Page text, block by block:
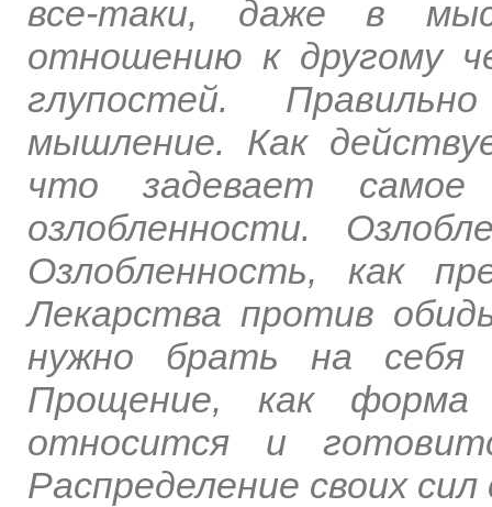
все-таки, даже в
отношению к другому
глупостей.
мышление. Как
что задевает самое
озлобленности.
Озлобленность, как
Лекарства против
нужно брать на себя
Прощение, как форма
относится и
Распределение своих